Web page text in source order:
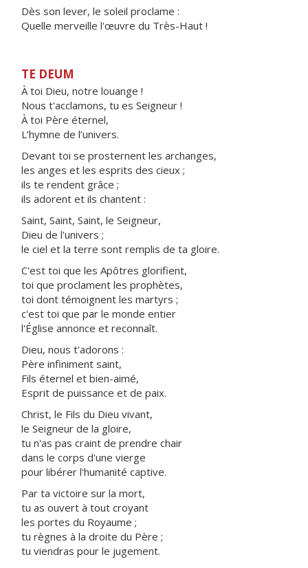
Dès son lever, le soleil proclame :
Quelle merveille l'œuvre du Très-Haut !
TE DEUM
À toi Dieu, notre louange !
Nous t'acclamons, tu es Seigneur !
À toi Père éternel,
L’hymne de l’univers.
Devant toi se prosternent les archanges,
les anges et les esprits des cieux ;
ils te rendent grâce ;
ils adorent et ils chantent :
Saint, Saint, Saint, le Seigneur,
Dieu de l'univers ;
le ciel et la terre sont remplis de ta gloire.
C'est toi que les Apôtres glorifient,
toi que proclament les prophètes,
toi dont témoignent les martyrs ;
c'est toi que par le monde entier
l'Église annonce et reconnaît.
Dieu, nous t'adorons :
Père infiniment saint,
Fils éternel et bien-aimé,
Esprit de puissance et de paix.
Christ, le Fils du Dieu vivant,
le Seigneur de la gloire,
tu n'as pas craint de prendre chair
dans le corps d'une vierge
pour libérer l'humanité captive.
Par ta victoire sur la mort,
tu as ouvert à tout croyant
les portes du Royaume ;
tu règnes à la droite du Père ;
tu viendras pour le jugement.